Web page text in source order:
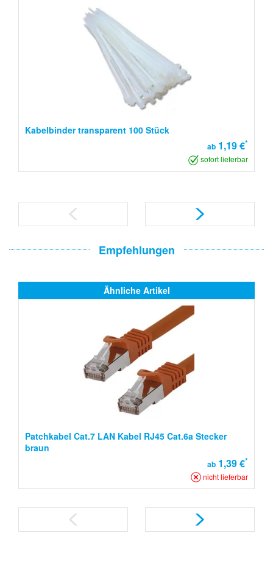
Kabelbinder transparent 100 Stück
ab 1,19 €*
sofort lieferbar
Empfehlungen
Ähnliche Artikel
Patchkabel Cat.7 LAN Kabel RJ45 Cat.6a Stecker
braun
ab 1,39 €*
nicht lieferbar